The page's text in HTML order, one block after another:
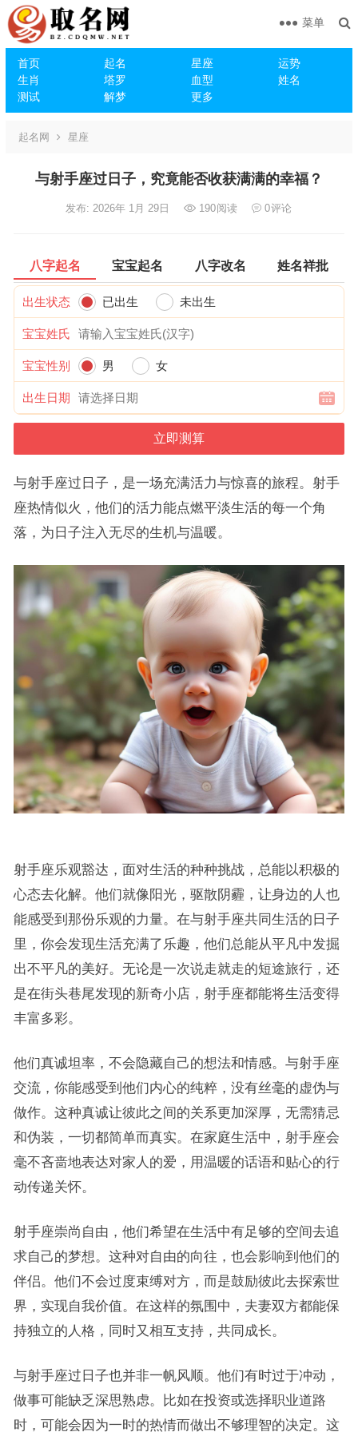
首页 起名 星座
运势
生肖
塔罗 血型
姓名
测试
解梦 更多
菜单
起名网 星座
与射手座过日子，究竟能否收获满满的幸福？
发布: 2026年 1月 29日 190阅读 0评论
八字起名 宝宝起名 八字改名 姓名祥批
出生状态 已出生 未出生
宝宝姓氏
宝宝性别 男 女
出生日期
与射手座过日子，是一场充满活力与惊喜的旅程。射手
座热情似火，他们的活力能点燃平淡生活的每一个角
落，为日子注入无尽的生机与温暖。
射手座乐观豁达，面对生活的种种挑战，总能以积极的
心态去化解。他们就像阳光，驱散阴霾，让身边的人也
能感受到那份乐观的力量。在与射手座共同生活的日子
里，你会发现生活充满了乐趣，他们总能从平凡中发掘
出不平凡的美好。无论是一次说走就走的短途旅行，还
是在街头巷尾发现的新奇小店，射手座都能将生活变得
丰富多彩。
他们真诚坦率，不会隐藏自己的想法和情感。与射手座
交流，你能感受到他们内心的纯粹，没有丝毫的虚伪与
做作。这种真诚让彼此之间的关系更加深厚，无需猜忌
和伪装，一切都简单而真实。在家庭生活中，射手座会
毫不吝啬地表达对家人的爱，用温暖的话语和贴心的行
动传递关怀。
射手座崇尚自由，他们希望在生活中有足够的空间去追
求自己的梦想。这种对自由的向往，也会影响到他们的
伴侣。他们不会过度束缚对方，而是鼓励彼此去探索世
界，实现自我价值。在这样的氛围中，夫妻双方都能保
持独立的人格，同时又相互支持，共同成长。
与射手座过日子也并非一帆风顺。他们有时过于冲动，
做事可能缺乏深思熟虑。比如在投资或选择职业道路
时，可能会因为一时的热情而做出不够理智的决定。这